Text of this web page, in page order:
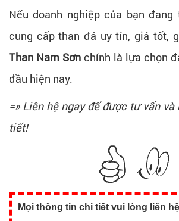
Nếu doanh nghiệp của bạn
cung cấp than đá uy tín, giá tốt,
Than Nam Sơn chính là lựa chọn
đầu hiện nay.
=» Liên hệ ngay để được tư vấn
tiết!
Mọi thông tin chi tiết vui lòng liên hệ